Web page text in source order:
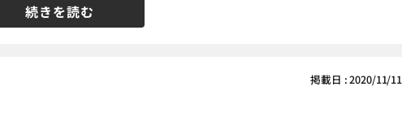
続きを読む
掲載日 : 2020/11/11